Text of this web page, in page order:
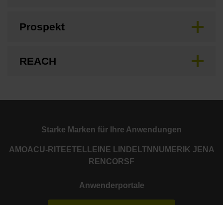
Prospekt
REACH
Starke Marken für Ihre Anwendungen
AMOACU-RITE ETEL LEINE LINDE LTN NUMERIK JENA
RENCORSF
Anwenderportale